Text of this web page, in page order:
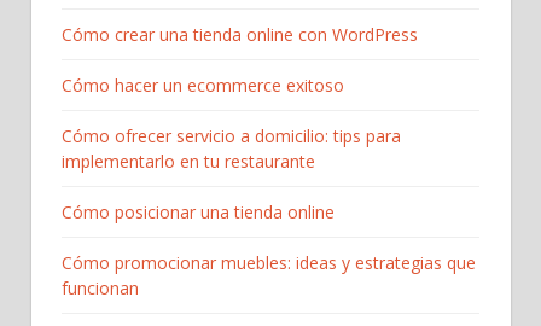
Cómo crear una tienda online con WordPress
Cómo hacer un ecommerce exitoso
Cómo ofrecer servicio a domicilio: tips para
implementarlo en tu restaurante
Cómo posicionar una tienda online
Cómo promocionar muebles: ideas y estrategias que
funcionan